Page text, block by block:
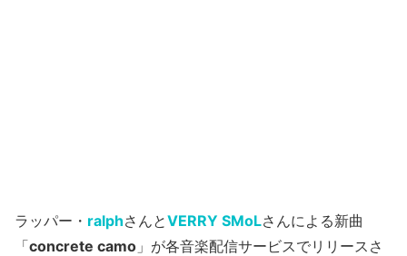
ラッパー・ ralphさんとVERRY SMoLさんによる新曲
「concrete camo 」が各音楽配信サービスでリリースさ